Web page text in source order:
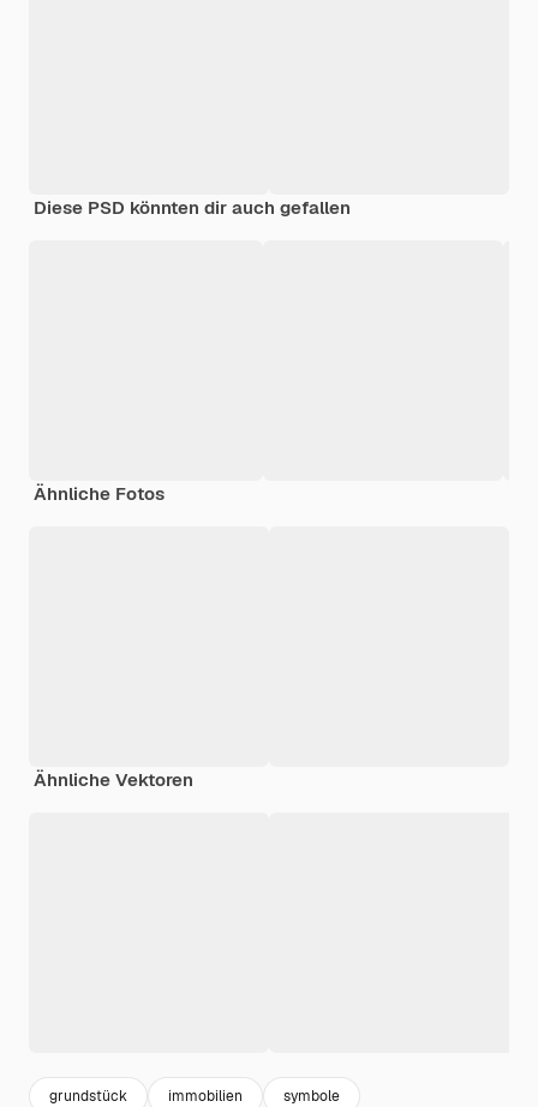
Diese PSD könnten dir auch gefallen
Ähnliche Fotos
Ähnliche Vektoren
grundstück immobilien symbole